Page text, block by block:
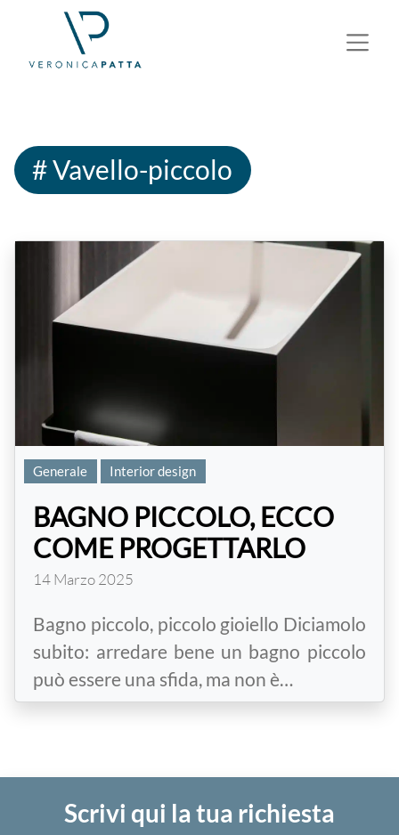
# Vavello-piccolo
Generale Interior design
BAGNO PICCOLO, ECCO
COME PROGETTARLO
14 Marzo 2025
Bagno piccolo, piccolo gioiello Diciamolo
subito: arredare bene un bagno piccolo
può essere una sfida, ma non è…
Scrivi qui la tua richiesta